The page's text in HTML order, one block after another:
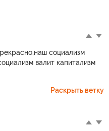
социализм
валит капитализм
Раскрыть ветку